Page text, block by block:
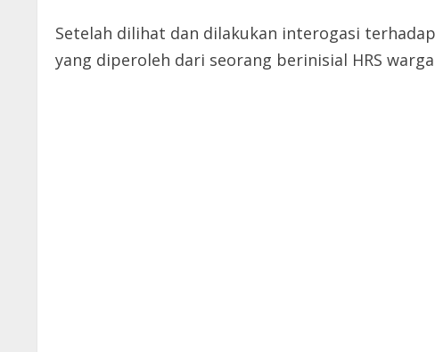
Setelah dilihat dan dilakukan interogasi
yang diperoleh dari seorang berinisial HRS